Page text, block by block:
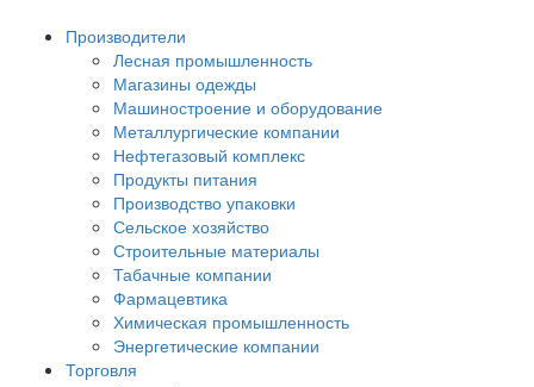
Производители
Лесная промышленность
Магазины одежды
Машиностроение и оборудование
Металлургические компании
Нефтегазовый комплекс
Продукты питания
Производство упаковки
Сельское хозяйство
Строительные материалы
Табачные компании
Фармацевтика
Химическая промышленность
Энергетические компании
Торговля